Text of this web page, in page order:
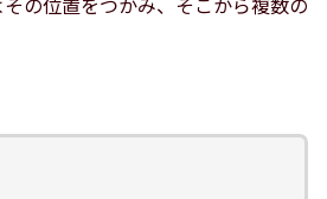
の位置をつかみ、そこから複数の